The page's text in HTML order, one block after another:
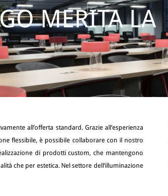
MERITA LA
all’offerta standard. Grazie all’esperienza
flessibile, è possibile collaborare con il nostro
di prodotti custom, che mantengono
che per estetica. Nel settore dell’illuminazione
e l’attenzione che Prandina pone verso i propri